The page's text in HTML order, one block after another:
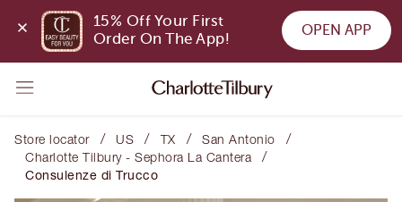
15% Off Your First
Order On The App!
OPEN APP
Store locator / US / TX / San Antonio /
Charlotte Tilbury - Sephora La Cantera /
Consulenze di Trucco